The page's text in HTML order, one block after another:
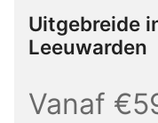
Uitgebreide
Leeuwarden
Vanaf